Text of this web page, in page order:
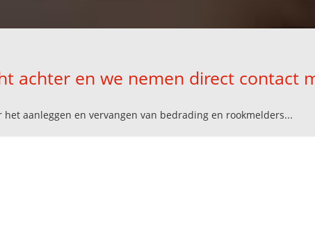
achter en we nemen direct contact
aanleggen en vervangen van bedrading en rookmelders...